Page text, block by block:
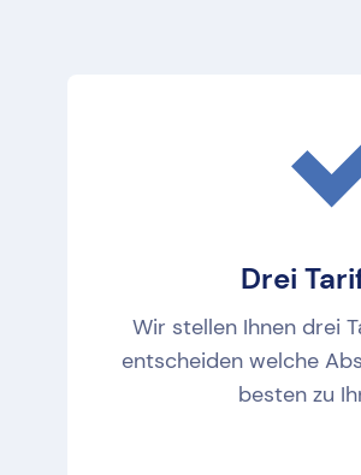
Drei
Wir stellen Ihnen drei
entscheiden welche
besten zu